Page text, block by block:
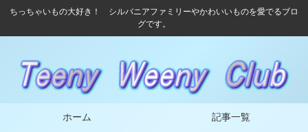
ちっちゃいもの大好き！ シルバニアファミリーやかわいいものを愛でるブロ
グです。
ホーム 記事一覧